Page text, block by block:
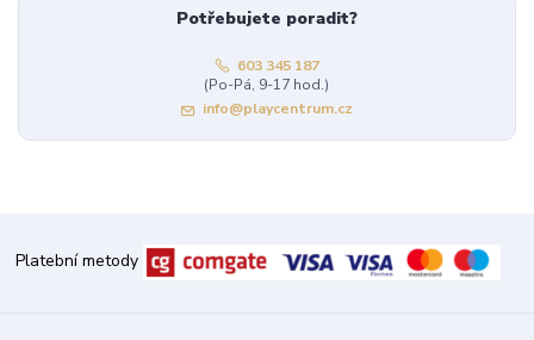
Potřebujete poradit?
603 345 187
(Po-Pá, 9-17 hod.)
info@playcentrum.cz
Platební metody